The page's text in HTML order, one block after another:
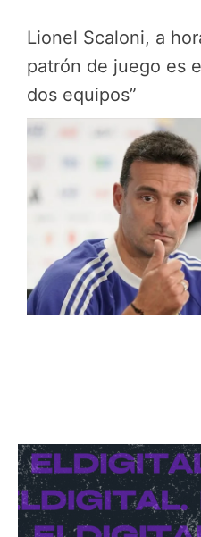
Lionel Scaloni, a
patrón de juego es
dos equipos”